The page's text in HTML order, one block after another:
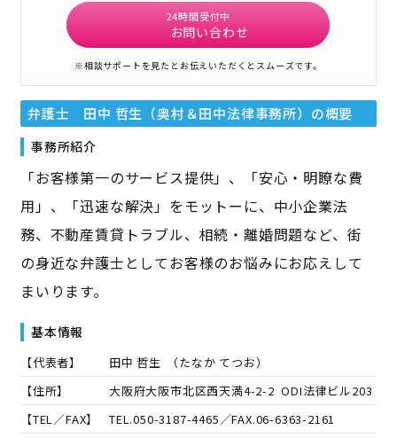
24時間受付中
お問い合わせ
※相談サポートを見たとお伝えいただくとスムーズです。
弁護士 田中 哲生（奥村＆田中法律事務所） の概要
事務所紹介
「お客様第一のサービス提供」、「安心・明瞭な費
用」、「迅速な解決」をモットーに、中小企業法
務、不動産賃貸トラブル、相続・離婚問題など、街
の身近な弁護士としてお客様のお悩みにお応えして
まいります。
基本情報
【代表者】 田中 哲生 （たなか てつお）
【住所】
大阪府大阪市北区西天満4-2-2 ODI法律ビル203
【TEL／FAX】
TEL.050-3187-4465／FAX.06-6363-2161